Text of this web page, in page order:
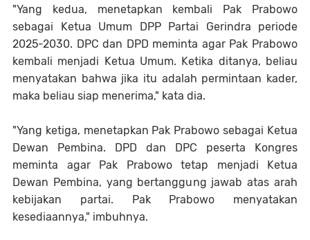
"Yang kedua, menetapkan kembali Pak Prabowo
sebagai Ketua Umum DPP Partai Gerindra periode
2025-2030. DPC dan DPD meminta agar Pak Prabowo
kembali menjadi Ketua Umum. Ketika ditanya, beliau
menyatakan bahwa jika itu adalah permintaan kader,
maka beliau siap menerima," kata dia.
"Yang ketiga, menetapkan Pak Prabowo sebagai Ketua
Dewan Pembina. DPD dan DPC peserta Kongres
meminta agar Pak Prabowo tetap menjadi Ketua
Dewan Pembina, yang bertanggung jawab atas arah
kebijakan partai. Pak Prabowo menyatakan
kesediaannya," imbuhnya.